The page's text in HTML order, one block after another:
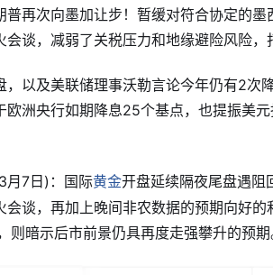
普再次向墨加让步！暂缓对符合协定的
会谈，减弱了关税压力和地缘避险风险
，以及美联储理事沃勒言论今年仍有2次
欧洲央行如期降息25个基点，也提振美
月7日)：国际黄金开盘延续隔夜尾盘遇阻
会谈，再加上晚间非农数据的预期向好
则暗示后市前景仍具再度走强攀升的预